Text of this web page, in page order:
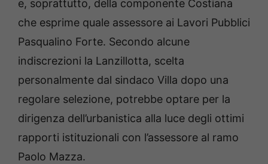
e, soprattutto, della componente Costiana
che esprime quale assessore ai Lavori Pubblici
Pasqualino Forte. Secondo alcune
indiscrezioni la Lanzillotta, scelta
personalmente dal sindaco Villa dopo una
regolare selezione, potrebbe optare per la
dirigenza dell’urbanistica alla luce degli ottimi
rapporti istituzionali con l’assessore al ramo
Paolo Mazza.